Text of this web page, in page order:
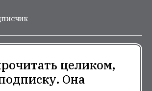
целиком,
Она